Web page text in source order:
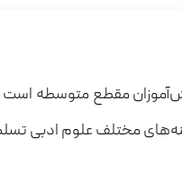
مقطع متوسطه
مختلف علوم ادبی